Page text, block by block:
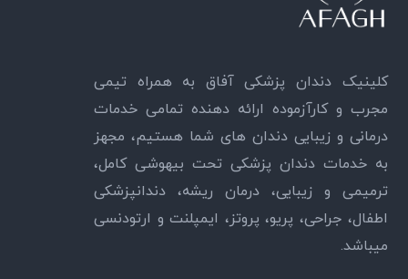
کلینیک دندان پزشکی آفاق به همراه تیمی
مجرب و کارآزموده ارائه دهنده تمامی خدمات
درمانی و زیبایی دندان های شما هستیم، مجهز
به خدمات دندان پزشکی تحت بیهوشی کامل،
ترمیمی و زیبایی، درمان ریشه، دندانپزشکی
اطفال، جراحی، پریو، پروتز، ایمپلنت و ارتودنسی
میباشد.